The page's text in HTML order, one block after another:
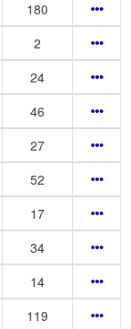
180
2
24
46
27
52
17
34
14
119